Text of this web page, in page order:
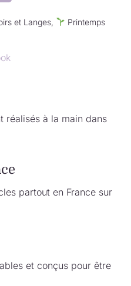
et Langes, Printemps
réalisés à la main dans
partout en France sur
et conçus pour être